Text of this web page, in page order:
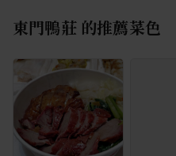
東門鴨莊的推薦菜色